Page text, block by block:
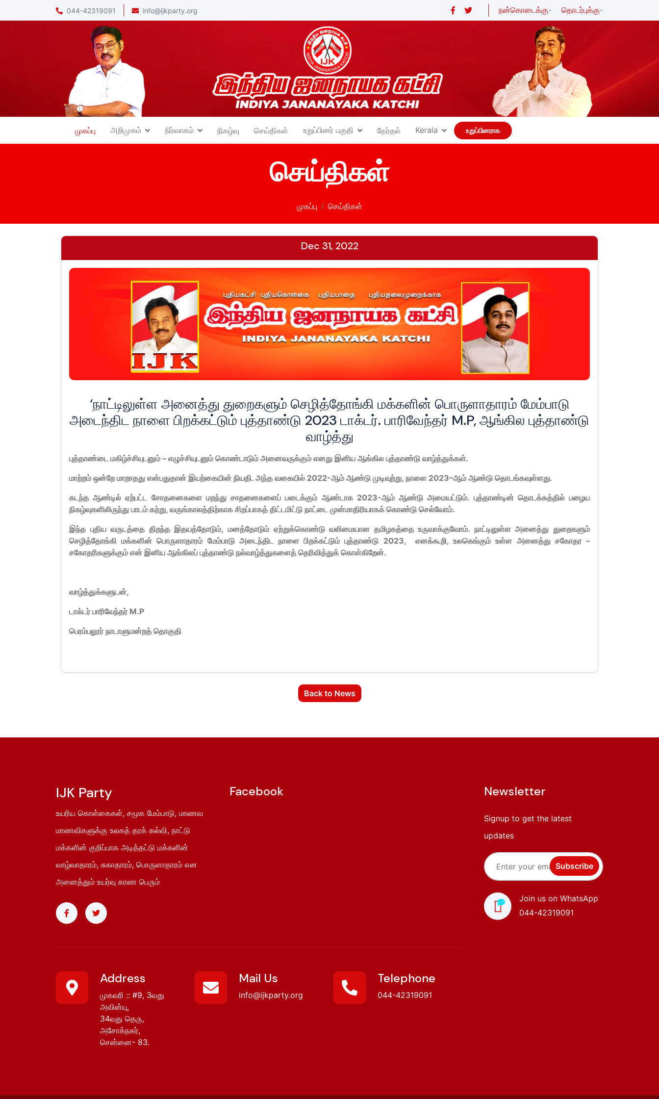
044-42319091 info@ijkparty.org நன்கொடைக்கு- தொடர்புக்கு-
முகப்பு அறிமுகம் நிர்வாகம் நிகழ்வு செய்திகள் உறுப்பினர் பகுதி தேர்தல் Kerala உறுப்பினராக
செய்திகள்
முகப்பு செய்திகள்
Dec 31, 2022
‘நாட்டிலுள்ள அனைத்து துறைகளும் செழித்தோங்கி மக்களின் பொருளாதாரம் மேம்பாடு
அடைந்திட நாளை பிறக்கட்டும் புத்தாண்டு 2023 டாக்டர். பாரிவேந்தர் M.P, ஆங்கில புத்தாண்டு
வாழ்த்து
புத்தாண்டை மகிழ்ச்சியுடனும் – எழுச்சியுடனும் கொண்டாடும் அனைவருக்கும் எனது இனிய ஆங்கில புத்தாண்டு வாழ்த்துக்கள்.
மாற்றம் ஒன்றே மாறாதது என்பதுதான் இயற்கையின் நியதி. அந்த வகையில் 2022-ஆம் ஆண்டு முடிவுற்று, நாளை 2023–ஆம் ஆண்டு தொடங்கவுள்ளது.
கடந்த ஆண்டில் ஏற்பட்ட சோதனைகளை மறந்து சாதனைகளைப் படைக்கும் ஆண்டாக 2023-ஆம் ஆண்டு அமையட்டும். புத்தாண்டின் தொடக்கத்தில் பழைய
நிகழ்வுகளிலிருந்து பாடம் கற்று, வருங்காலத்திற்காக சிறப்பாகத் திட்டமிட்டு நாட்டை முன்மாதிரியாகக் கொண்டு செல்வோம்.
இந்த புதிய வருடத்தை திறந்த இதயத்தோடும், மனத்தோடும் ஏற்றுக்கொண்டு வலிமையான தமிழகத்தை உருவாக்குவோம். நாட்டிலுள்ள அனைத்து துறைகளும்
செழித்தோங்கி மக்களின் பொருளாதாரம் மேம்பாடு அடைந்திட நாளை பிறக்கட்டும் புத்தாண்டு 2023, எனக்கூறி,உலகெங்கும் உள்ள அனைத்து சகோதர –
சகோதரிகளுக்கும் என் இனிய ஆங்கிலப் புத்தாண்டு நல்வாழ்த்துகளைத் தெரிவித்துக் கொள்கிறேன்.
வாழ்த்துக்களுடன்,
டாக்டர் பாரிவேந்தர் M.P
பெரம்பலூர் நாடாளுமன்றத் தொகுதி
Back to News
IJK Party
உயரிய கொள்கைகள், சமூக மேம்பாடு, மாணவ
மாணவிகளுக்கு உலகத் தரக் கல்வி, நாட்டு
மக்களின் குறிப்பாக அடித்தட்டு மக்களின்
வாழ்வாதாரம், சுகாதாரம், பொருளாதாரம் என
அனைத்தும் உயர்வு காண பெரும்
Facebook
Address
முகவரி :: #9, 3வது
அவின்யு,
34வது தெரு,
அசோக்நகர்,
சென்னை- 83.
Mail Us
info@ijkparty.org
Telephone
044-42319091
Newsletter
Signup to get the latest
updates
Subscribe
Join us on WhatsApp
044-42319091